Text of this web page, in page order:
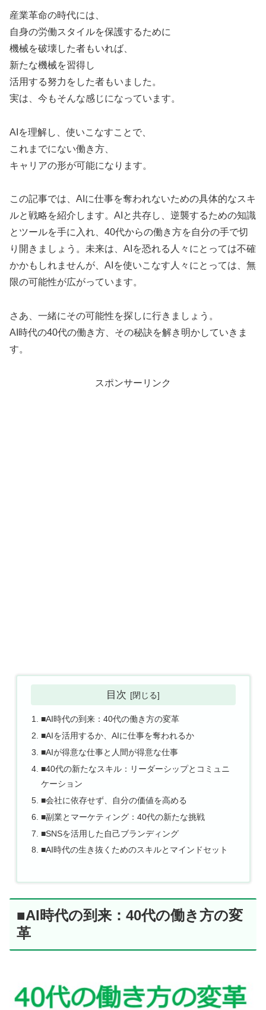
産業革命の時代には、
自身の労働スタイルを保護するために
機械を破壊した者もいれば、
新たな機械を習得し
活用する努力をした者もいました。
実は、今もそんな感じになっています。
AIを理解し、使いこなすことで、
これまでにない働き方、
キャリアの形が可能になります。
この記事では、AIに仕事を奪われないための具体的なスキ
ルと戦略を紹介します。AIと共存し、逆襲するための知識
とツールを手に入れ、40代からの働き方を自分の手で切
り開きましょう。未来は、AIを恐れる人々にとっては不確
かかもしれませんが、AIを使いこなす人々にとっては、無
限の可能性が広がっています。
さあ、一緒にその可能性を探しに行きましょう。
AI時代の40代の働き方、その秘訣を解き明かしていきま
す。
スポンサーリンク
目次
■AI時代の到来：40代の働き方の変革
■AIを活用するか、AIに仕事を奪われるか
■AIが得意な仕事と人間が得意な仕事
■40代の新たなスキル：リーダーシップとコミュニ
ケーション
■会社に依存せず、自分の価値を高める
■副業とマーケティング：40代の新たな挑戦
■SNSを活用した自己ブランディング
■AI時代の生き抜くためのスキルとマインドセット
■AI時代の到来：40代の働き方の変
革